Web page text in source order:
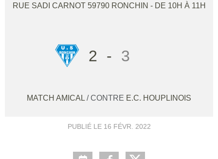
RUE SADI CARNOT 59790 RONCHIN - DE 10H À 11H
2 - 3
MATCH AMICAL / CONTRE E.C. HOUPLINOIS
PUBLIÉ LE 16 FÉVR. 2022